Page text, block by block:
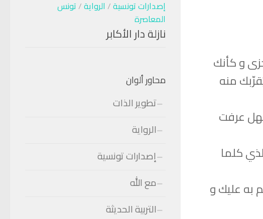
و كأنك
منه
عرفت
كلما
به عليك و
إصدارات تونسية/ الرواية/ تونس
المعاصرة
نازلة دار الأكابر
محاور ألوان
تطوير الذات
الرواية
إصدارات تونسية
مع الله
التربية الحديثة